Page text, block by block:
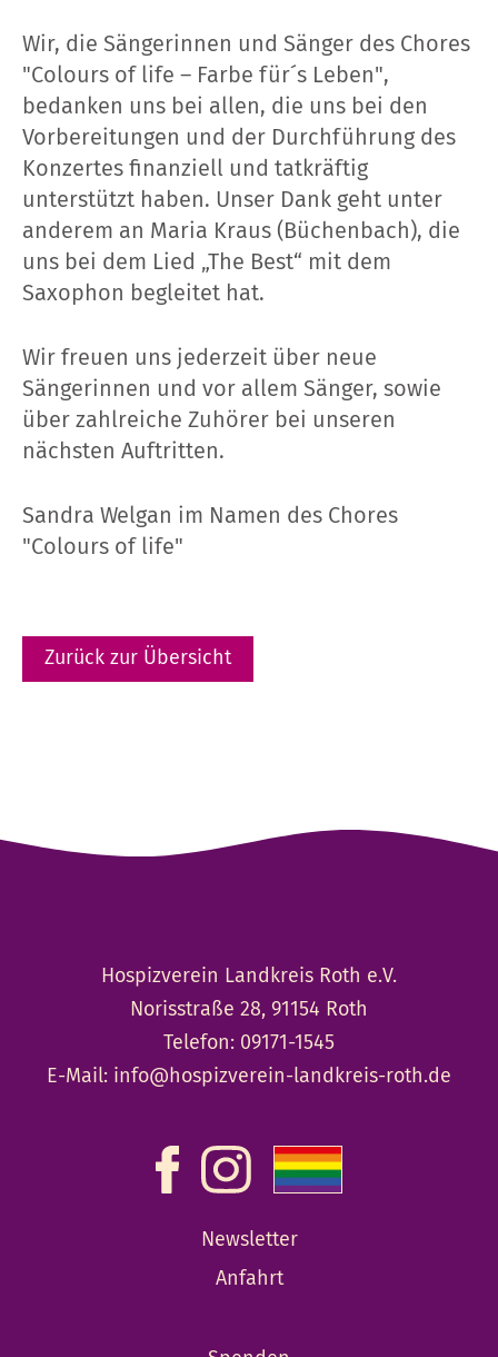
Wir, die Sängerinnen und Sänger des Chores
"Colours of life – Farbe für´s Leben",
bedanken uns bei allen, die uns bei den
Vorbereitungen und der Durchführung des
Konzertes finanziell und tatkräftig
unterstützt haben. Unser Dank geht unter
anderem an Maria Kraus (Büchenbach), die
uns bei dem Lied „The Best“ mit dem
Saxophon begleitet hat.
Wir freuen uns jederzeit über neue
Sängerinnen und vor allem Sänger, sowie
über zahlreiche Zuhörer bei unseren
nächsten Auftritten.
Sandra Welgan im Namen des Chores
"Colours of life"
Zurück zur Übersicht
Hospizverein Landkreis Roth e.V.
Norisstraße 28, 91154 Roth
Telefon: 09171-1545
E-Mail: info@hospizverein-landkreis-roth.de
Newsletter
Anfahrt